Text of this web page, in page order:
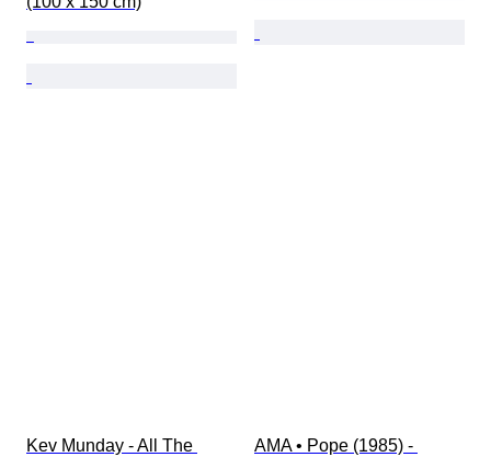
Kev Munday - All The
AMA • Pope (1985) -